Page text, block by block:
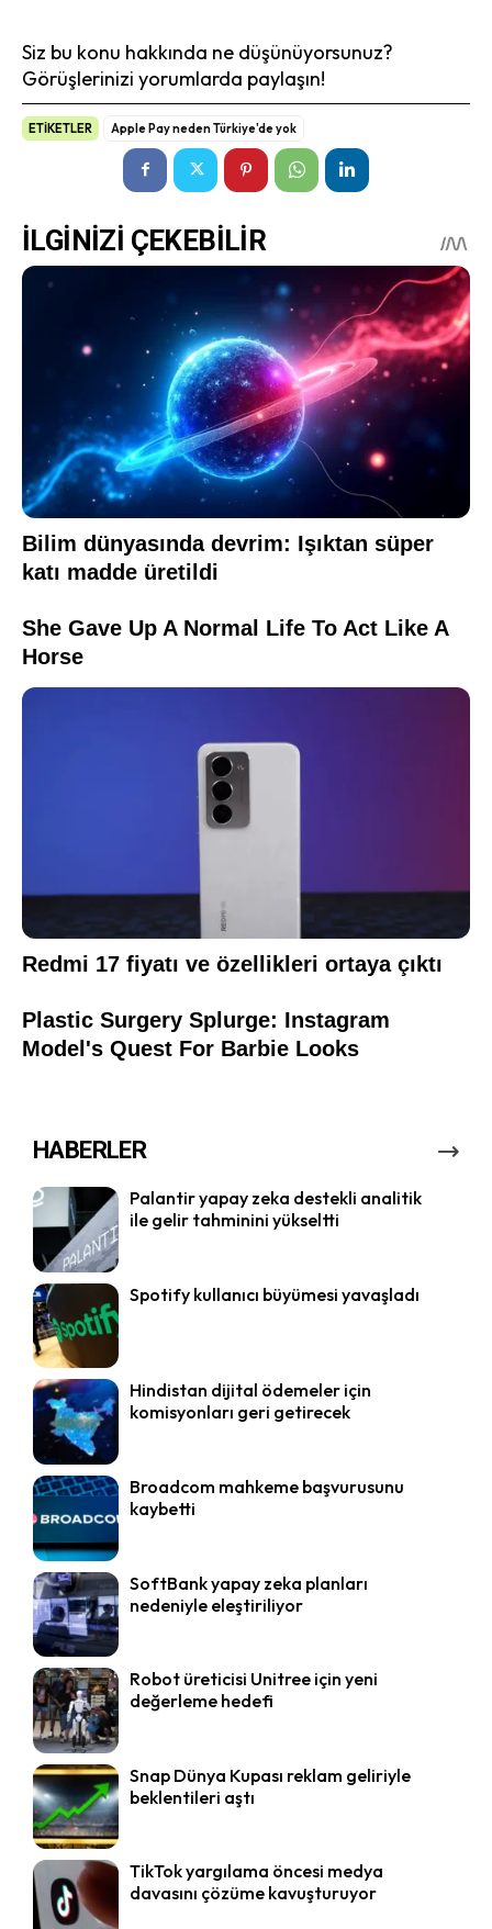
Siz bu konu hakkında ne düşünüyorsunuz?
Görüşlerinizi yorumlarda paylaşın!
ETİKETLER Apple Pay neden Türkiye'de yok
HABERLER
Palantir yapay zeka destekli analitik
ile gelir tahminini yükseltti
Spotify kullanıcı büyümesi yavaşladı
Hindistan dijital ödemeler için
komisyonları geri getirecek
Broadcom mahkeme başvurusunu
kaybetti
SoftBank yapay zeka planları
nedeniyle eleştiriliyor
Robot üreticisi Unitree için yeni
değerleme hedefi
Snap Dünya Kupası reklam geliriyle
beklentileri aştı
TikTok yargılama öncesi medya
davasını çözüme kavuşturuyor